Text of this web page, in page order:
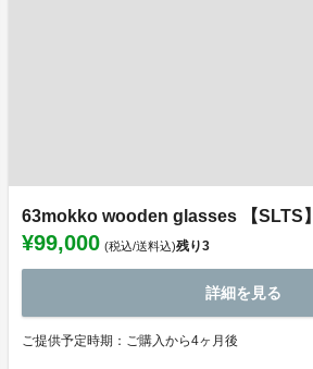
63mokko wooden glasses 【SLTS】
¥99,000 (税込/送料込)残り3
詳細を見る
ご提供予定時期：ご購入から4ヶ月後